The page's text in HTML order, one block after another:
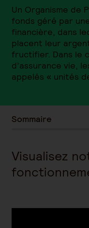
Un Organisme de
fonds géré par
financière, dans
placent leur
fructifier. Dans le
d’assurance vie,
appelés « unités
Sommaire
Visualisez